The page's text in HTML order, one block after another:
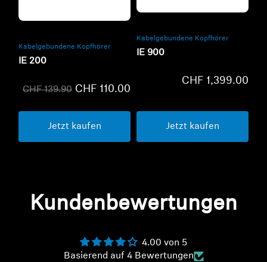
Kabelgebundene Kopfhörer
IE 200
CHF 139.90 CHF 110.00
Jetzt kaufen
Kabelgebundene Kopfhörer
IE 900
CHF 1,399.00
Jetzt kaufen
Kundenbewertungen
4.00 von 5
Basierend auf 4 Bewertungen